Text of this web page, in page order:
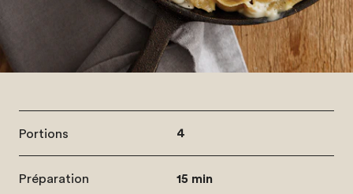
Portions 4
Préparation 15 min